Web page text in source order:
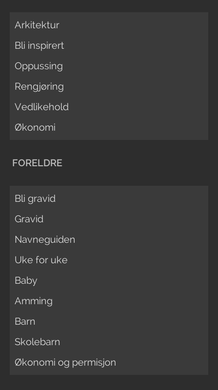
Arkitektur
Bli inspirert
Oppussing
Rengjøring
Vedlikehold
Økonomi
FORELDRE
Bli gravid
Gravid
Navneguiden
Uke for uke
Baby
Amming
Barn
Skolebarn
Økonomi og permisjon